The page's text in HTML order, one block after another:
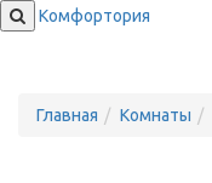
Комфортория
Главная Комнаты